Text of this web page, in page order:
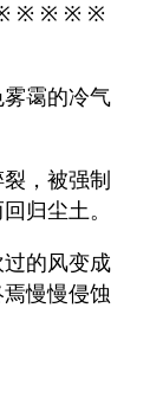
※ ※ ※ ※
霭的冷气
，被强制
归尘土。
的风变成
慢慢侵蚀